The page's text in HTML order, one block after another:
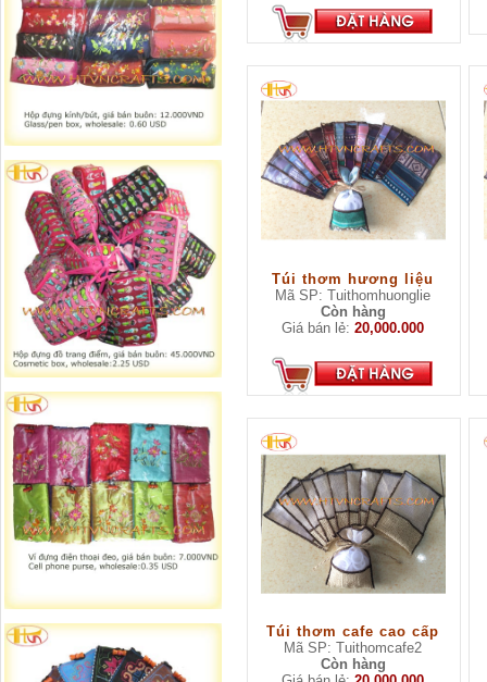
Túi thơm hương liệu
Mã SP: Tuithomhuonglie
Còn hàng
Giá bán lẻ:20,000.000
Túi thơm cafe cao cấp
Mã SP: Tuithomcafe2
Còn hàng